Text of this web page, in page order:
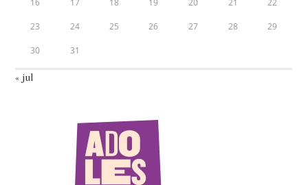
16 17 18 19 20 21 22
23 24 25 26 27 28 29
30 31
« jul